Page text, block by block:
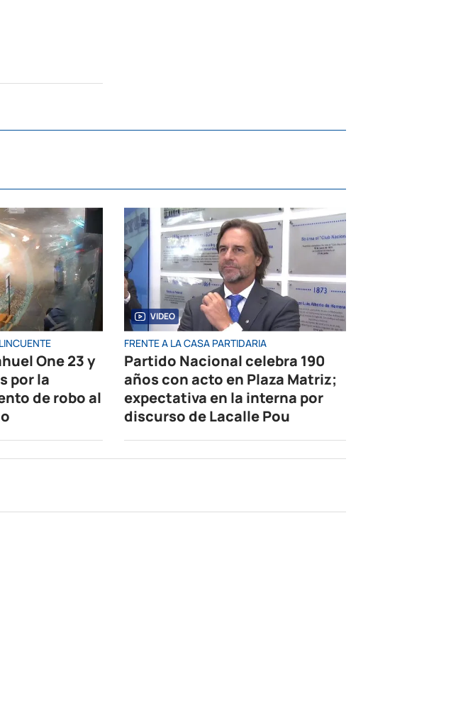
One 23 y
por la
de robo al
VIDEO
FRENTE A LA CASA PARTIDARIA
Partido Nacional celebra 190
años con acto en Plaza Matriz;
expectativa en la interna por
discurso de Lacalle Pou